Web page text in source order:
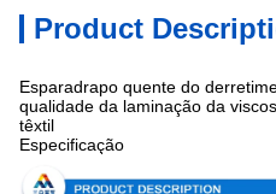
Product
Esparadrapo quente do
qualidade da laminação da
têxtil
Especificação